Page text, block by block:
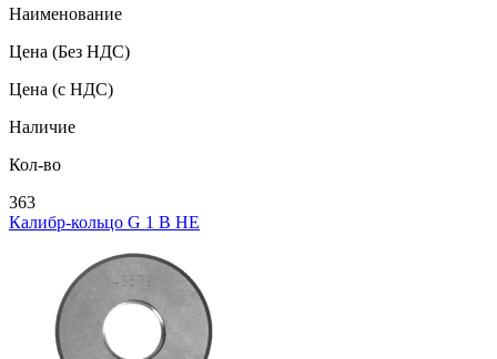
Наименование
Цена (Без НДС)
Цена (с НДС)
Наличие
Кол-во
363
Калибр-кольцо G 1 В НЕ